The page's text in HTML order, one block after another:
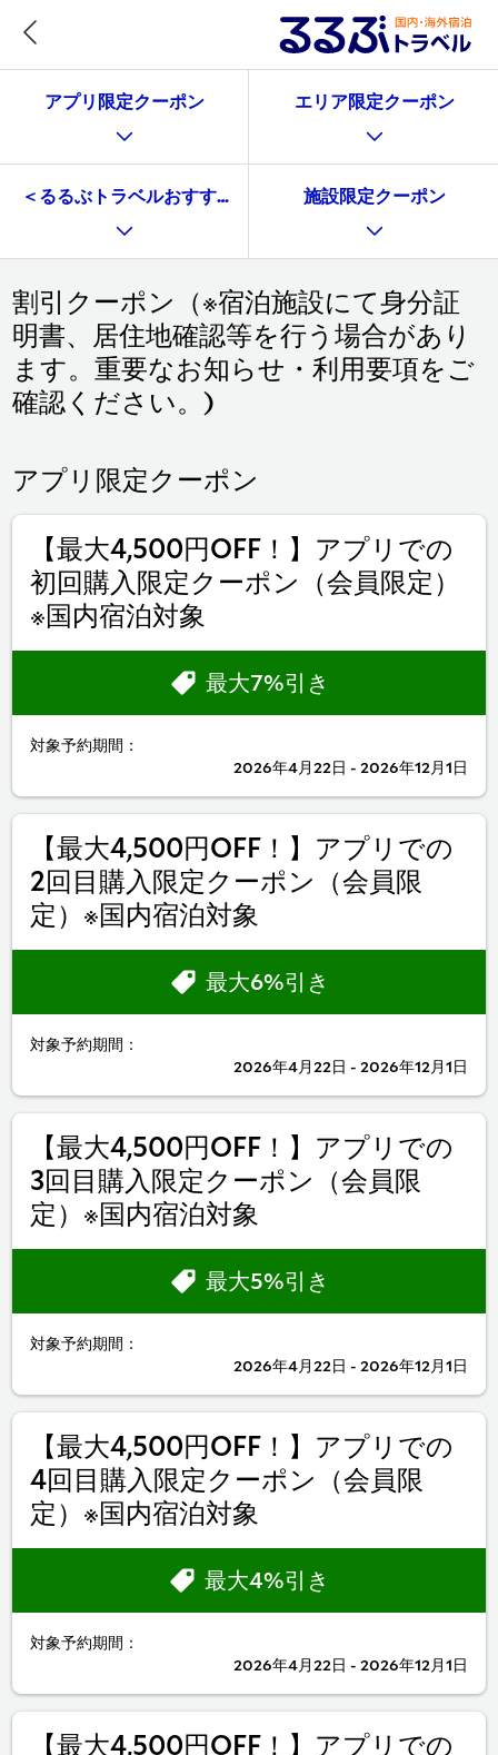
アプリ限定クーポン エリア限定クーポン
＜るるぶトラベルおすすめ施設で使える＞施設限定クーポ
施設限定クーポン
割引クーポン（※宿泊施設にて身分証
明書、居住地確認等を行う場合があり
ます。重要なお知らせ・利用要項をご
確認ください。)
アプリ限定クーポン
対象予約期間：
2026年4月22日 - 2026年12月1日
最大7%引き
【最大4,500円OFF！】アプリでの
初回購入限定クーポン（会員限定）
※国内宿泊対象
対象予約期間：
2026年4月22日 - 2026年12月1日
最大6%引き
【最大4,500円OFF！】アプリでの
2回目購入限定クーポン（会員限
定）※国内宿泊対象
対象予約期間：
2026年4月22日 - 2026年12月1日
最大5%引き
【最大4,500円OFF！】アプリでの
3回目購入限定クーポン（会員限
定）※国内宿泊対象
対象予約期間：
2026年4月22日 - 2026年12月1日
最大4%引き
【最大4,500円OFF！】アプリでの
4回目購入限定クーポン（会員限
定）※国内宿泊対象
【最大4,500円OFF！】アプリでの